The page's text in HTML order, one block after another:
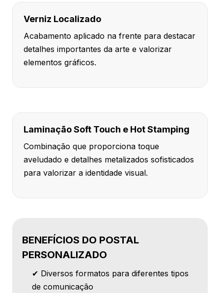
Verniz Localizado
Acabamento aplicado na frente para destacar
detalhes importantes da arte e valorizar
elementos gráficos.
Laminação Soft Touch e Hot Stamping
Combinação que proporciona toque
aveludado e detalhes metalizados sofisticados
para valorizar a identidade visual.
BENEFÍCIOS DO POSTAL
PERSONALIZADO
✔ Diversos formatos para diferentes tipos
de comunicação